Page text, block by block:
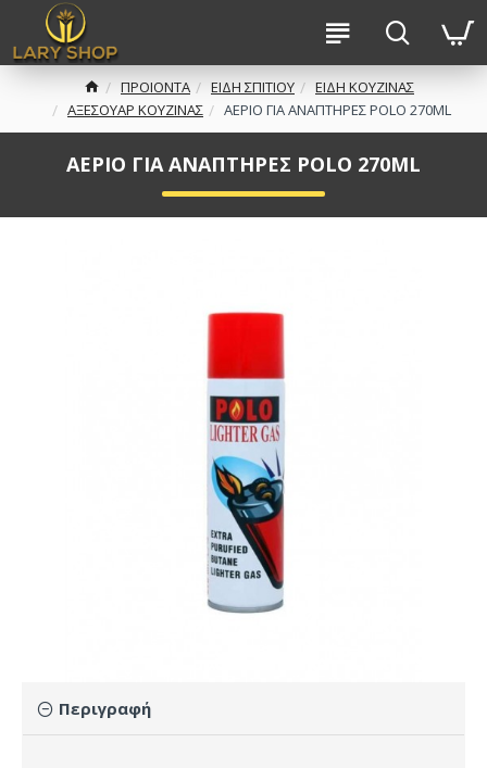
ΠΡΟΙΟΝΤΑ ΕΙΔΗ ΣΠΙΤΙΟΥ
ΕΙΔΗ ΚΟΥΖΙΝΑΣ
ΑΞΕΣΟΥΑΡ ΚΟΥΖΙΝΑΣ
ΑΕΡΙΟ ΓΙΑ ΑΝΑΠΤΗΡΕΣ POLO 270ML
ΑΕΡΙΟ ΓΙΑ ΑΝΑΠΤΗΡΕΣ POLO 270ML
Περιγραφή